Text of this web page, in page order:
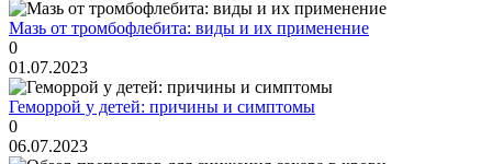
Мазь от тромбофлебита: виды и их применение
0
01.07.2023
Геморрой у детей: причины и симптомы
0
06.07.2023